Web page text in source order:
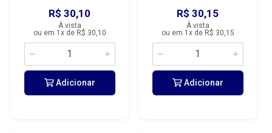
R$ 30,10
À vista
ou em 1x de R$ 30,10
Adicionar
R$ 30,15
À vista
ou em 1x de R$ 30,15
Adicionar